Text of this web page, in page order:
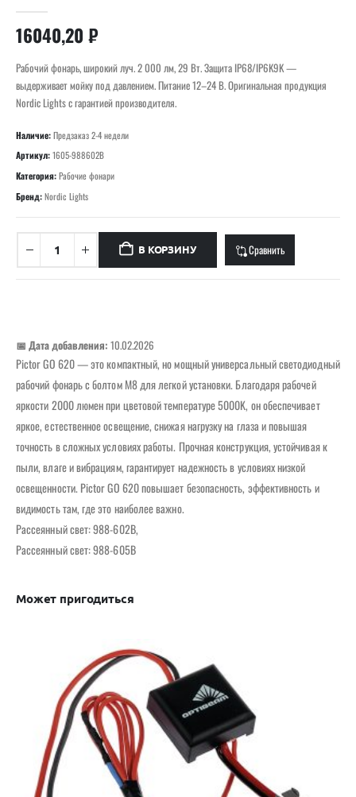
16040,20 ₽
Рабочий фонарь, широкий луч. 2 000 лм, 29 Вт. Защита IP68/IP6K9K —
выдерживает мойку под давлением. Питание 12–24 В. Оригинальная продукция
Nordic Lights с гарантией производителя.
Наличие:Предзаказ 2-4 недели
Артикул:1605-988602B
Категория:Рабочие фонари
Бренд:Nordic Lights
В КОРЗИНУ Сравнить
📅 Дата добавления: 10.02.2026
Pictor GO 620 — это компактный, но мощный универсальный светодиодный
рабочий фонарь с болтом M8 для легкой установки. Благодаря рабочей
яркости 2000 люмен при цветовой температуре 5000K, он обеспечивает
яркое, естественное освещение, снижая нагрузку на глаза и повышая
точность в сложных условиях работы. Прочная конструкция, устойчивая к
пыли, влаге и вибрациям, гарантирует надежность в условиях низкой
освещенности. Pictor GO 620 повышает безопасность, эффективность и
видимость там, где это наиболее важно.
Рассеянный свет: 988-602B,
Рассеянный свет: 988-605B
Может пригодиться